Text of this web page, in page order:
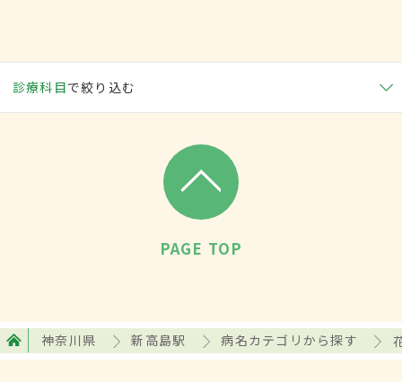
診療科目で絞り込む
PAGE TOP
神奈川県 新高島駅 病名カテゴリから探す